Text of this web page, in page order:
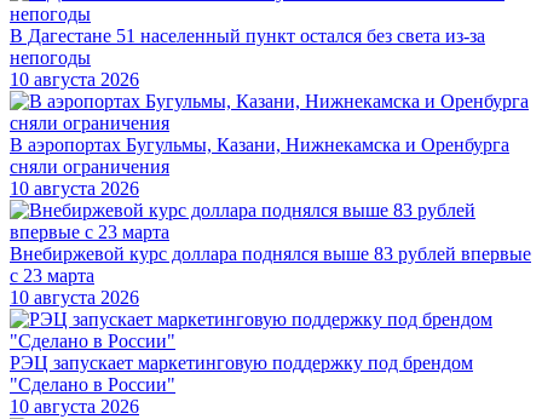
В Дагестане 51 населенный пункт остался без света из-за
непогоды
10 августа 2026
В аэропортах Бугульмы, Казани, Нижнекамска и Оренбурга
сняли ограничения
10 августа 2026
Внебиржевой курс доллара поднялся выше 83 рублей впервые
с 23 марта
10 августа 2026
РЭЦ запускает маркетинговую поддержку под брендом
"Сделано в России"
10 августа 2026